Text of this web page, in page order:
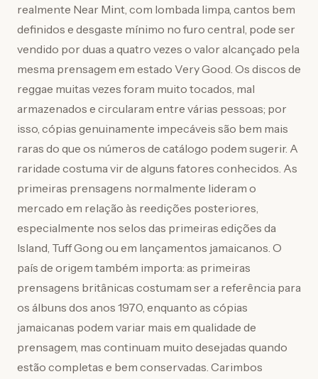
realmente Near Mint, com lombada limpa, cantos bem
definidos e desgaste mínimo no furo central, pode ser
vendido por duas a quatro vezes o valor alcançado pela
mesma prensagem em estado Very Good. Os discos de
reggae muitas vezes foram muito tocados, mal
armazenados e circularam entre várias pessoas; por
isso, cópias genuinamente impecáveis são bem mais
raras do que os números de catálogo podem sugerir. A
raridade costuma vir de alguns fatores conhecidos. As
primeiras prensagens normalmente lideram o
mercado em relação às reedições posteriores,
especialmente nos selos das primeiras edições da
Island, Tuff Gong ou em lançamentos jamaicanos. O
país de origem também importa: as primeiras
prensagens britânicas costumam ser a referência para
os álbuns dos anos 1970, enquanto as cópias
jamaicanas podem variar mais em qualidade de
prensagem, mas continuam muito desejadas quando
estão completas e bem conservadas. Carimbos